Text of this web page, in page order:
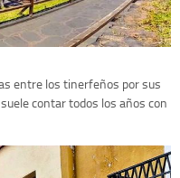
entre los tinerfeños por sus
contar todos los años con